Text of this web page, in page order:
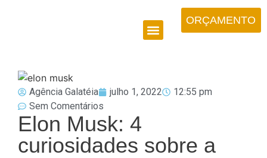
ORÇAMENTO
Agência Galatéia julho 1, 2022
12:55 pm
Sem Comentários
Elon Musk: 4
curiosidades sobre a